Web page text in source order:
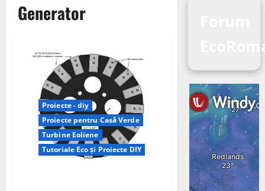
Generator
Proiecte - diy
Proiecte pentru Casă Verde
Turbine Eoliene
Tutoriale Eco și Proiecte DIY